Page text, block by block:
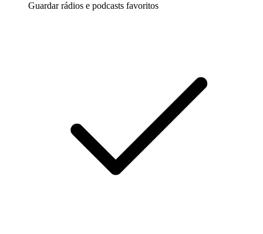
Guardar rádios e podcasts favoritos